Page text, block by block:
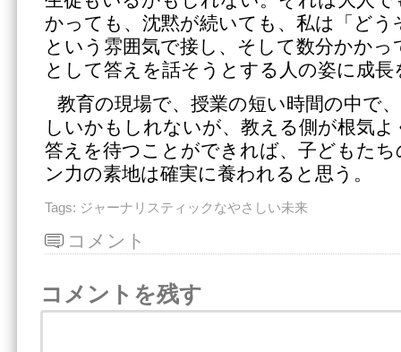
かっても、沈黙が続いても、私は「ど
という雰囲気で接し、そして数分かか
として答えを話そうとする人の姿に成
教育の現場で、授業の短い時間の中で
しいかもしれないが、教える側が根気
答えを待つことができれば、子どもた
ン力の素地は確実に養われると思う。
Tags: ジャーナリスティックなやさしい未来
コメント
コメントを残す